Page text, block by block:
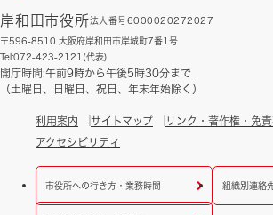
岸和田市役所法人番号6000020272027
〒596-8510 大阪府岸和田市岸城町7番1号
Tel:072-423-2121(代表)
開庁時間:午前9時から午後5時30分まで
（土曜日、日曜日、祝日、年末年始除く）
利用案内 サイトマップ リンク・著作権・免
アクセシビリティ
市役所への行き方・業務時間 組織別連絡